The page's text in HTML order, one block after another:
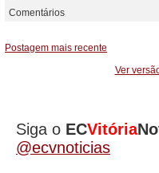
Comentários
Postagem mais recente
Ver
Siga o ECVitória
@ecvnoticias